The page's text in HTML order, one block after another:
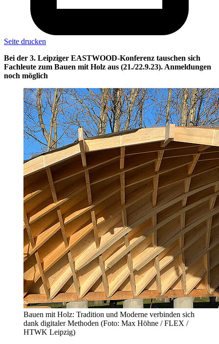
Seite drucken
Bei der 3. Leipziger EASTWOOD-Konferenz tauschen sich
Fachleute zum Bauen mit Holz aus (21./22.9.23). Anmeldungen
noch möglich
Bauen mit Holz: Tradition und Moderne verbinden sich
dank digitaler Methoden (Foto: Max Höhne / FLEX /
HTWK Leipzig)